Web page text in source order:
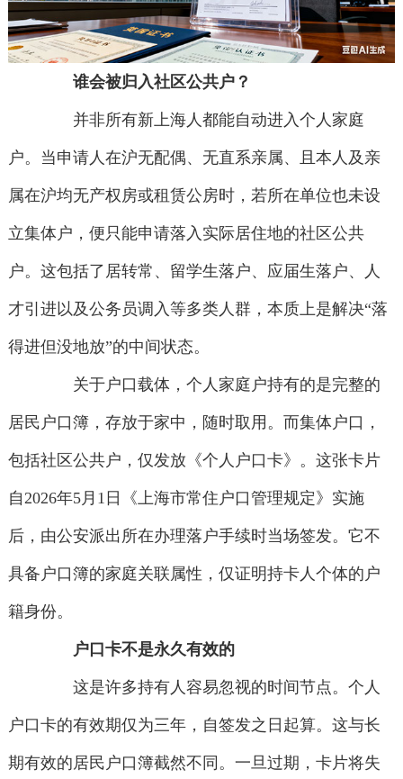
谁会被归入社区公共户？
并非所有新上海人都能自动进入个人家庭
户。当申请人在沪无配偶、无直系亲属、且本人及亲
属在沪均无产权房或租赁公房时，若所在单位也未设
立集体户，便只能申请落入实际居住地的社区公共
户。这包括了居转常、留学生落户、应届生落户、人
才引进以及公务员调入等多类人群，本质上是解决“落
得进但没地放”的中间状态。
关于户口载体，个人家庭户持有的是完整的
居民户口簿，存放于家中，随时取用。而集体户口，
包括社区公共户，仅发放《个人户口卡》。这张卡片
自2026年5月1日《上海市常住户口管理规定》实施
后，由公安派出所在办理落户手续时当场签发。它不
具备户口簿的家庭关联属性，仅证明持卡人个体的户
籍身份。
户口卡不是永久有效的
这是许多持有人容易忽视的时间节点。个人
户口卡的有效期仅为三年，自签发之日起算。这与长
期有效的居民户口簿截然不同。一旦过期，卡片将失